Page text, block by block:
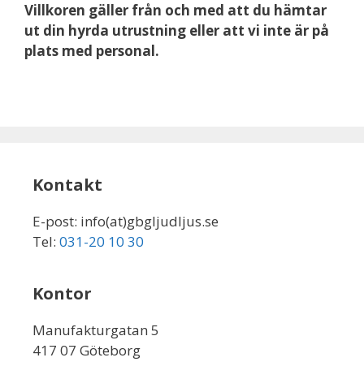
Villkoren gäller från och med att du hämtar
ut din hyrda utrustning eller att vi inte är på
plats med personal.
Kontakt
E-post: info(at)gbgljudljus.se
Tel: 031-20 10 30
Kontor
Manufakturgatan 5
417 07 Göteborg